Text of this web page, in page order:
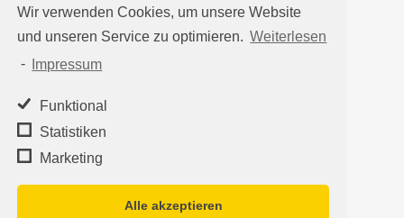
Wir verwenden Cookies, um unsere Website
und unseren Service zu optimieren. Weiterlesen
-
Impressum
Funktional
Statistiken
Marketing
Alle akzeptieren
Auf einen Blick
Hausverwaltung Köln
Immobilienverwaltung Köln
WEG-Verwaltung
Mietverwaltung
Team